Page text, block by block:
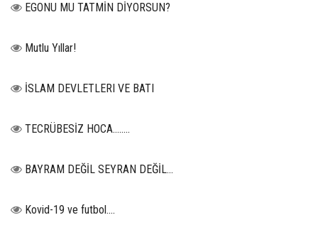
EGONU MU TATMİN DİYORSUN?
Mutlu Yıllar!
İSLAM DEVLETLERI VE BATI
TECRÜBESİZ HOCA……..
BAYRAM DEĞİL SEYRAN DEĞİL...
Kovid-19 ve futbol….